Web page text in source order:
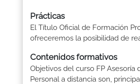
Prácticas
El Título Oficial de Formación
ofreceremos la posibilidad de
Contenidos formativos
Objetivos del curso FP
Personal a distancia son,